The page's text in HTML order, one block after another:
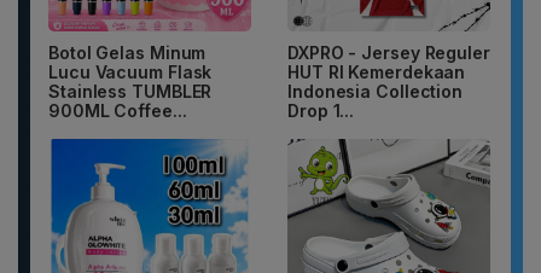
Botol Gelas Minum
Lucu Vacuum Flask
Stainless TUMBLER
900ML Coffee...
DXPRO - Jersey Reguler
HUT RI Kemerdekaan
Indonesia Collection
Drop 1...